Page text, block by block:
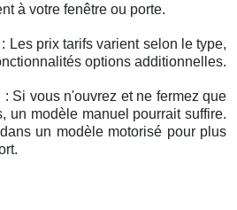
à votre fenêtre ou porte.
: Les prix tarifs varient selon le type,
options additionnelles.
: Si vous n'ouvrez et ne fermez que
un modèle manuel pourrait suffire.
un modèle motorisé pour plus